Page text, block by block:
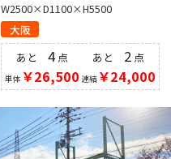
W2500×D1100×H5500
大阪
あと4点
単体 ￥26,500
あと 2点
連結￥24,000